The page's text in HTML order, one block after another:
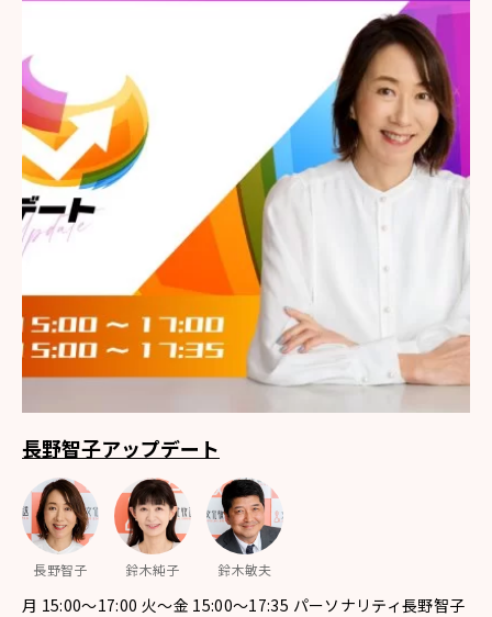
長野智子アップデート
長野智子 鈴木純子 鈴木敏夫
月 15:00～17:00 火～金 15:00～17:35 パーソナリティ長野智子